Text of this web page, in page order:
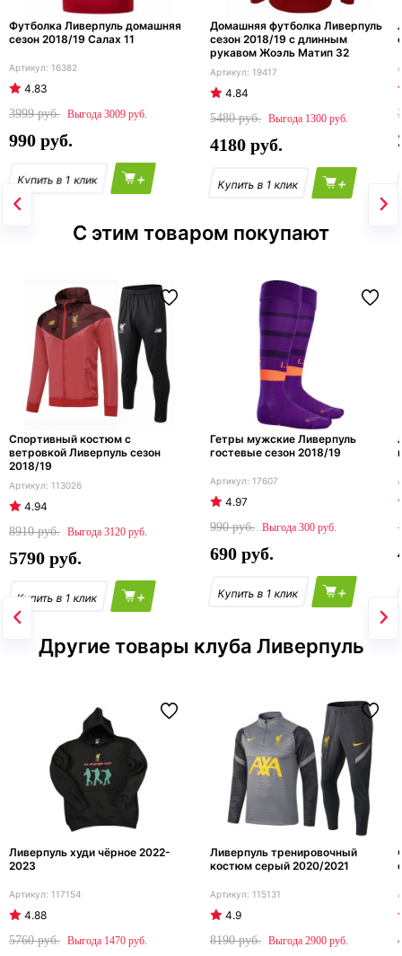
Футболка Ливерпуль домашняя
сезон 2018/19 Салах 11
16382
4.83
3999
3009
990
+
Домашняя футболка Ливерпуль
сезон 2018/19 с длинным
рукавом Жоэль Матип 32
19417
4.84
5480
1300
4180
+
С этим товаром покупают
Спортивный костюм с
ветровкой Ливерпуль сезон
2018/19
113026
4.94
8910
3120
5790
+
Гетры мужские Ливерпуль
гостевые сезон 2018/19
17607
4.97
990
300
690
+
Другие товары клуба Ливерпуль
Ливерпуль худи чёрное 2022-
2023
117154
4.88
5760
1470
Ливерпуль тренировочный
костюм серый 2020/2021
115131
4.9
8190
2900